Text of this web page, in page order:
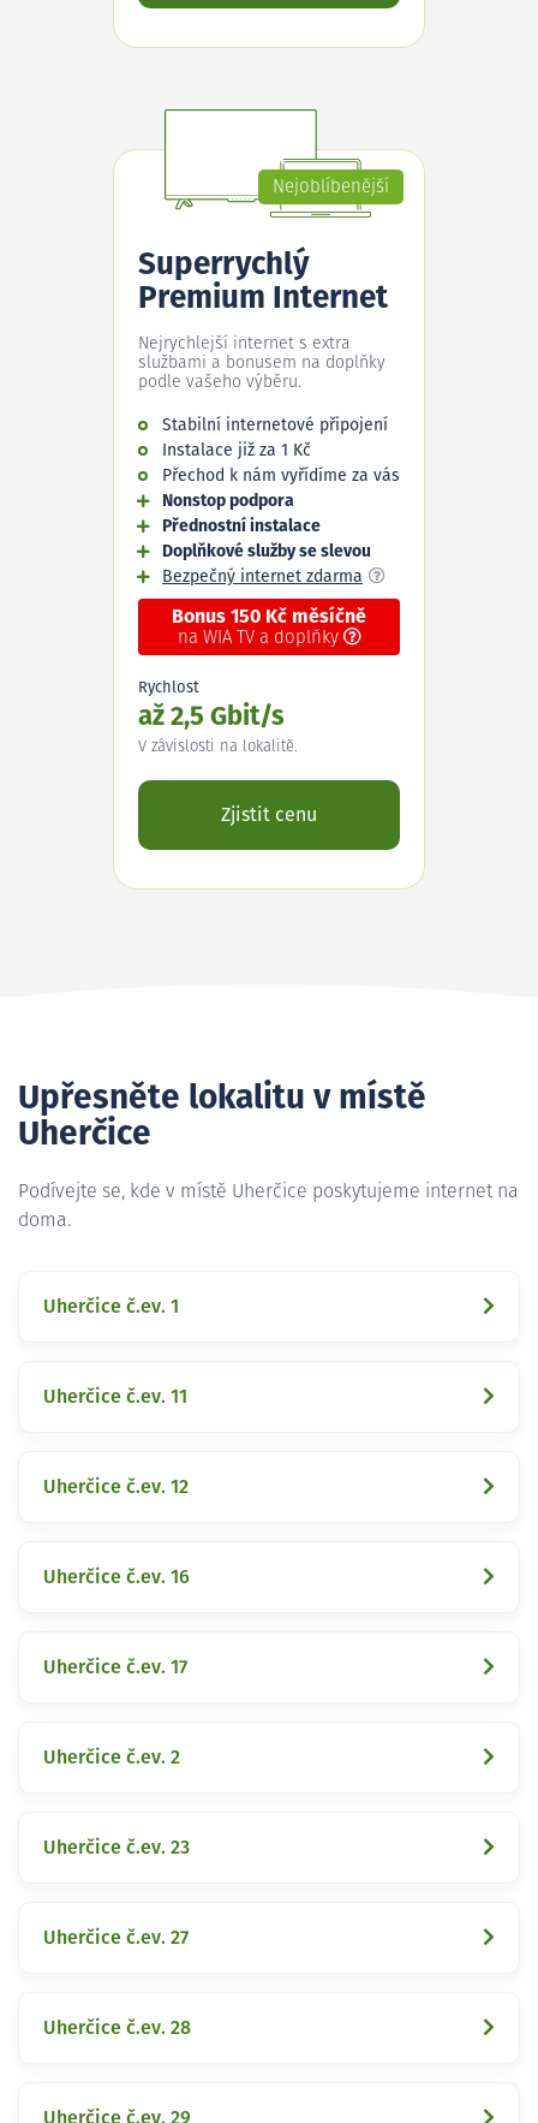
Nejoblíbenější
Superrychlý
Premium Internet
Nejrychlejší internet s extra
službami a bonusem na doplňky
podle vašeho výběru.
Stabilní internetové připojení
Instalace již za 1 Kč
Přechod k nám vyřídíme za vás
Nonstop podpora
Přednostní instalace
Doplňkové služby se slevou
Bezpečný internet zdarma
Bonus 150 Kč měsíčně
na WIA TV a doplňky
Rychlost
až 2,5 Gbit/s
V závislosti na lokalitě.
Zjistit cenu
Upřesněte lokalitu v místě
Uherčice
Podívejte se, kde v místě Uherčice poskytujeme internet na
doma.
Uherčice č.ev. 1
Uherčice č.ev. 11
Uherčice č.ev. 12
Uherčice č.ev. 16
Uherčice č.ev. 17
Uherčice č.ev. 2
Uherčice č.ev. 23
Uherčice č.ev. 27
Uherčice č.ev. 28
Uherčice č.ev. 29